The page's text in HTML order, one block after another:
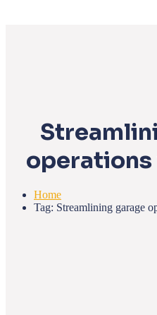
operations
Home
Tag: Streamlining garage